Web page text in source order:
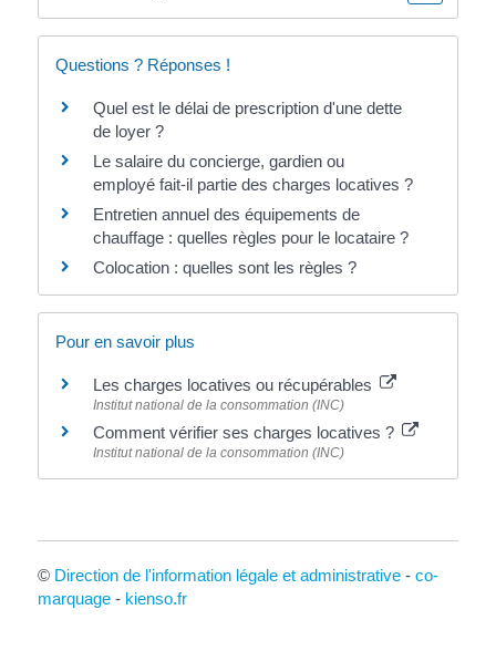
Questions ? Réponses !
Quel est le délai de prescription d'une dette
de loyer ?
Le salaire du concierge, gardien ou
employé fait-il partie des charges locatives ?
Entretien annuel des équipements de
chauffage : quelles règles pour le locataire ?
Colocation : quelles sont les règles ?
Pour en savoir plus
Les charges locatives ou récupérables
Institut national de la consommation (INC)
Comment vérifier ses charges locatives ?
Institut national de la consommation (INC)
© Direction de l'information légale et administrative- co-
marquage- kienso.fr